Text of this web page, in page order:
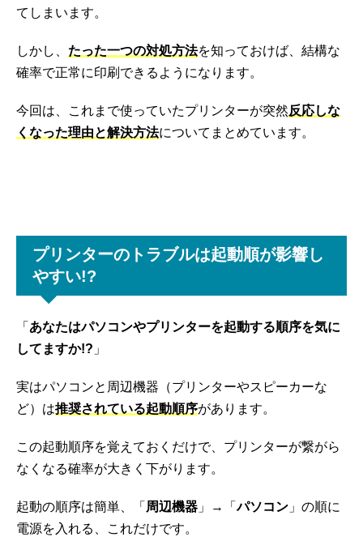
てしまいます。
しかし、 たった一つの対処方法を知っておけば、結構な
確率で正常に印刷できるようになります。
今回は、これまで使っていたプリンターが突然反応しな
くなった理由と解決方法についてまとめています。
プリンターのトラブルは起動順が影響し
やすい!?
「 あなたはパソコンやプリンターを起動する順序を気に
してますか!? 」
実はパソコンと周辺機器（プリンターやスピーカーな
ど）は推奨されている起動順序があります。
この起動順序を覚えておくだけで、プリンターが繋がら
なくなる確率が大きく下がります。
起動の順序は簡単、「 周辺機器 」→「パソコン 」の順に
電源を入れる、これだけです。